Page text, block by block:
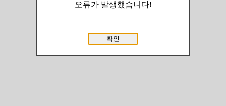
오류가 발생했습니다!
확인